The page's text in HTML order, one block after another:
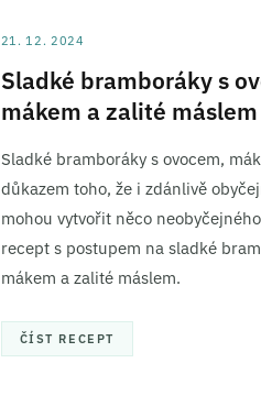
21. 12. 2024
Sladké bramboráky s
mákem a zalité máslem
Sladké bramboráky s ovocem,
důkazem toho, že i zdánlivě
mohou vytvořit něco
recept s postupem na sladké
mákem a zalité máslem.
ČÍST RECEPT